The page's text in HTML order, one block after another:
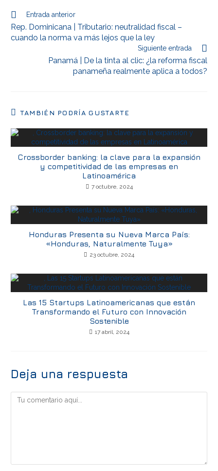
Entrada anterior
Rep. Dominicana | Tributario: neutralidad fiscal –
cuando la norma va más lejos que la ley
Siguiente entrada
Panamá | De la tinta al clic: ¿la reforma fiscal
panameña realmente aplica a todos?
TAMBIÉN PODRÍA GUSTARTE
Crossborder banking: la clave para la expansión
y competitividad de las empresas en
Latinoamérica
7 octubre, 2024
Honduras Presenta su Nueva Marca País:
«Honduras, Naturalmente Tuya»
23 octubre, 2024
Las 15 Startups Latinoamericanas que están
Transformando el Futuro con Innovación
Sostenible
17 abril, 2024
Deja una respuesta